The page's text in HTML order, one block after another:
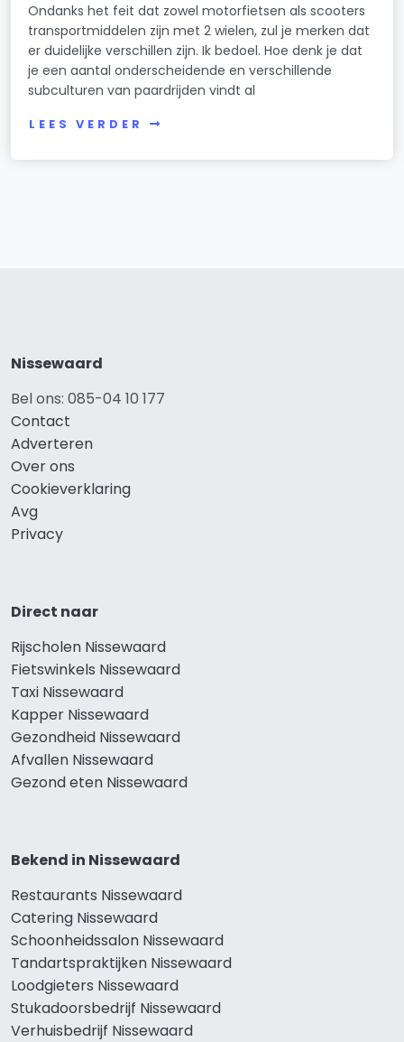
Ondanks het feit dat zowel motorfietsen als scooters
transportmiddelen zijn met 2 wielen, zul je merken dat
er duidelijke verschillen zijn. Ik bedoel. Hoe denk je dat
je een aantal onderscheidende en verschillende
subculturen van paardrijden vindt al
LEES VERDER
Nissewaard
Bel ons: 085-04 10 177
Contact
Adverteren
Over ons
Cookieverklaring
Avg
Privacy
Direct naar
Rijscholen Nissewaard
Fietswinkels Nissewaard
Taxi Nissewaard
Kapper Nissewaard
Gezondheid Nissewaard
Afvallen Nissewaard
Gezond eten Nissewaard
Bekend in Nissewaard
Restaurants Nissewaard
Catering Nissewaard
Schoonheidssalon Nissewaard
Tandartspraktijken Nissewaard
Loodgieters Nissewaard
Stukadoorsbedrijf Nissewaard
Verhuisbedrijf Nissewaard